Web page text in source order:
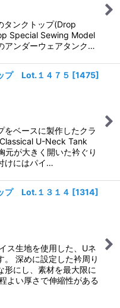
タンクトップ(Drop
Special Sewing Model
アンダーウェアタンク…
プ Lot.１４７５ [1475]
をベースに製作したクラ
U-Neck Tank
が大きく開いた衿ぐり
けにはパイ…
プ Lot.１３１４ [1314]
ス生地を使用した、Uネ
。 深めに設定した衿周り
形にし、素材を最大限に
よい厚さで伸縮性がある